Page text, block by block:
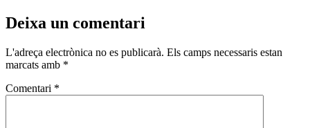
Deixa un comentari
L'adreça electrònica no es publicarà. Els camps necessaris estan
marcats amb *
Comentari *